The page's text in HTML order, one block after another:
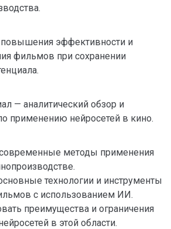
эффективности и
фильмов при сохранении
— аналитический обзор и
применению нейросетей в кино.
методы применения
технологии и инструменты
с использованием ИИ.
преимущества и ограничения
в этой области.